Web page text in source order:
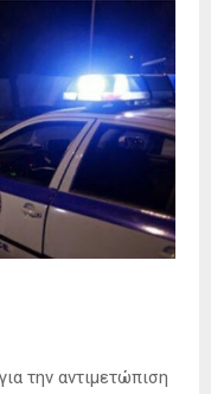
την αντιμετώπιση